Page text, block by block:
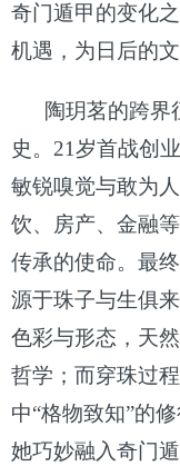
奇门遁甲的变化
机遇，为日后的
陶玥茗的跨界
史。 21岁首战创
敏锐嗅觉与敢为
饮、房产、金融
传承的使命。最
源于珠子与生俱
色彩与形态，天
哲学；而穿珠过
中“格物致知”的
她巧妙融入奇门